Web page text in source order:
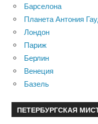
Барселона
Планета Антония
Лондон
Париж
Берлин
Венеция
Базель
ПЕТЕРБУРГСКАЯ